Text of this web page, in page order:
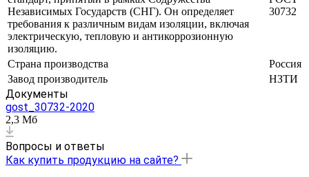
Независимых Государств (СНГ). Он определяет
требования к различным видам изоляции, включая
электрическую, тепловую и антикоррозионную
изоляцию.
30732
Страна производства
Россия
Завод производитель
НЗТИ
Документы
gost_30732-2020
2,3 Мб
Вопросы и ответы
Как купить продукцию на сайте?